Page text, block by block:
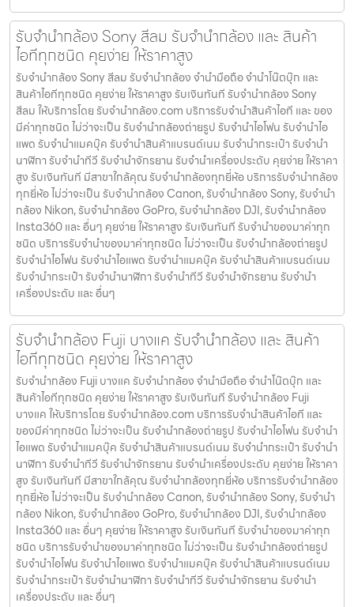
รับจำนำกล้อง Sony สีลม รับจํานํากล้อง และ สินค้า
ไอทีทุกชนิด คุยง่าย ให้ราคาสูง
รับจำนำกล้อง Sony สีลม รับจํานํากล้อง จำนำมือถือ จำนำโน๊ตบุ๊ก และ
สินค้าไอทีทุกชนิด คุยง่าย ให้ราคาสูง รับเงินทันที รับจำนำกล้อง Sony
สีลม ให้บริการโดย รับจํานํากล้อง.com บริการรับจํานําสินค้าไอที และ ของ
มีค่าทุกชนิด ไม่ว่าจะเป็น รับจํานํากล้องถ่ายรูป รับจํานําไอโฟน รับจํานําไอ
แพด รับจํานําแมคบุ๊ค รับจํานําสินค้าแบรนด์เนม รับจํานํากระเป๋า รับจํานํา
นาฬิกา รับจํานําทีวี รับจํานําจักรยาน รับจํานําเครื่องประดับ คุยง่าย ให้ราคา
สูง รับเงินทันที มีสาขาใกล้คุณ รับจำนำกล้องทุกยี่ห้อ บริการรับจำนำกล้อง
ทุกยี่ห้อ ไม่ว่าจะเป็น รับจำนำกล้อง Canon, รับจำนำกล้อง Sony, รับจำนำ
กล้อง Nikon, รับจำนำกล้อง GoPro, รับจำนำกล้อง DJI, รับจำนำกล้อง
Insta360 และ อื่นๆ คุยง่าย ให้ราคาสูง รับเงินทันที รับจำนำของมาค่าทุก
ชนิด บริการรับจำนำของมาค่าทุกชนิด ไม่ว่าจะเป็น รับจํานํากล้องถ่ายรูป
รับจํานําไอโฟน รับจํานําไอแพด รับจํานําแมคบุ๊ค รับจํานําสินค้าแบรนด์เนม
รับจํานํากระเป๋า รับจํานํานาฬิกา รับจํานําทีวี รับจํานําจักรยาน รับจํานํา
เครื่องประดับ และ อื่นๆ
รับจำนำกล้อง Fuji บางแค รับจํานํากล้อง และ สินค้า
ไอทีทุกชนิด คุยง่าย ให้ราคาสูง
รับจำนำกล้อง Fuji บางแค รับจํานํากล้อง จำนำมือถือ จำนำโน๊ตบุ๊ก และ
สินค้าไอทีทุกชนิด คุยง่าย ให้ราคาสูง รับเงินทันที รับจำนำกล้อง Fuji
บางแค ให้บริการโดย รับจํานํากล้อง.com บริการรับจํานําสินค้าไอที และ
ของมีค่าทุกชนิด ไม่ว่าจะเป็น รับจํานํากล้องถ่ายรูป รับจํานําไอโฟน รับจํานํา
ไอแพด รับจํานําแมคบุ๊ค รับจํานําสินค้าแบรนด์เนม รับจํานํากระเป๋า รับจํานํา
นาฬิกา รับจํานําทีวี รับจํานําจักรยาน รับจํานําเครื่องประดับ คุยง่าย ให้ราคา
สูง รับเงินทันที มีสาขาใกล้คุณ รับจำนำกล้องทุกยี่ห้อ บริการรับจำนำกล้อง
ทุกยี่ห้อ ไม่ว่าจะเป็น รับจำนำกล้อง Canon, รับจำนำกล้อง Sony, รับจำนำ
กล้อง Nikon, รับจำนำกล้อง GoPro, รับจำนำกล้อง DJI, รับจำนำกล้อง
Insta360 และ อื่นๆ คุยง่าย ให้ราคาสูง รับเงินทันที รับจำนำของมาค่าทุก
ชนิด บริการรับจำนำของมาค่าทุกชนิด ไม่ว่าจะเป็น รับจํานํากล้องถ่ายรูป
รับจํานําไอโฟน รับจํานําไอแพด รับจํานําแมคบุ๊ค รับจํานําสินค้าแบรนด์เนม
รับจํานํากระเป๋า รับจํานํานาฬิกา รับจํานําทีวี รับจํานําจักรยาน รับจํานํา
เครื่องประดับ และ อื่นๆ